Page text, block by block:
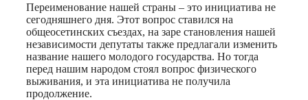
Переименование нашей страны – это инициатива не
сегодняшнего дня. Этот вопрос ставился на
общеосетинских съездах, на заре становления нашей
независимости депутаты также предлагали изменить
название нашего молодого государства. Но тогда
перед нашим народом стоял вопрос физического
выживания, и эта инициатива не получила
продолжение.